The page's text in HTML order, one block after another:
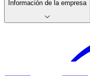
Información de la empresa